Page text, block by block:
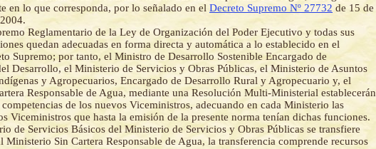
en lo que corresponda, por lo señalado en el Decreto Supremo Nº 27732 de 15 de
Reglamentario de la Ley de Organización del Poder Ejecutivo y todas sus
quedan adecuadas en forma directa y automática a lo establecido en el
Supremo; por tanto, el Ministro de Desarrollo Sostenible Encargado de
Desarrollo, el Ministerio de Servicios y Obras Públicas, el Ministerio de Asuntos
y Agropecuarios, Encargado de Desarrollo Rural y Agropecuario y, el
Responsable de Agua, mediante una Resolución Multi-Ministerial establecerán
competencias de los nuevos Viceministros, adecuando en cada Ministerio las
Viceministros que hasta la emisión de la presente norma tenían dichas funciones.
de Servicios Básicos del Ministerio de Servicios y Obras Públicas se transfiere
Ministerio Sin Cartera Responsable de Agua, la transferencia comprende recursos